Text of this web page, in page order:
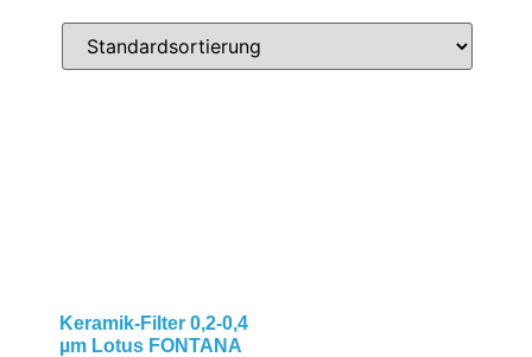
Keramik-Filter 0,2-0,4
µm Lotus FONTANA